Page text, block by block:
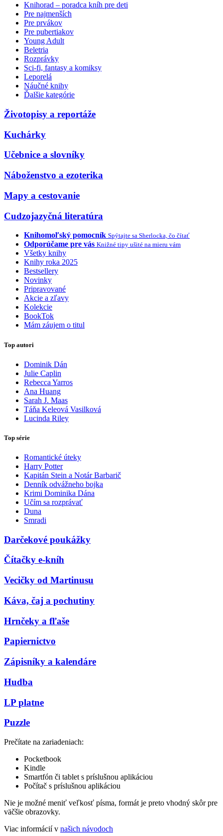
Knihorad – poradca kníh pre deti
Pre najmenších
Pre prvákov
Pre pubertiakov
Young Adult
Beletria
Rozprávky
Sci-fi, fantasy a komiksy
Leporelá
Náučné knihy
Ďalšie kategórie
Životopisy a reportáže
Kuchárky
Učebnice a slovníky
Náboženstvo a ezoterika
Mapy a cestovanie
Cudzojazyčná literatúra
Knihomoľský pomocník Spýtajte sa Sherlocka, čo čítať
Odporúčame pre vás Knižné tipy ušité na mieru vám
Všetky knihy
Knihy roka 2025
Bestsellery
Novinky
Pripravované
Akcie a zľavy
Kolekcie
BookTok
Mám záujem o titul
Top autori
Dominik Dán
Julie Caplin
Rebecca Yarros
Ana Huang
Sarah J. Maas
Táňa Keleová Vasilková
Lucinda Riley
Top série
Romantické úteky
Harry Potter
Kapitán Stein a Notár Barbarič
Denník odvážneho bojka
Krimi Dominika Dána
Učím sa rozprávať
Duna
Smradi
Darčekové poukážky
Čítačky e-kníh
Vecičky od Martinusu
Káva, čaj a pochutiny
Hrnčeky a fľaše
Papiernictvo
Zápisníky a kalendáre
Hudba
LP platne
Puzzle
Prečítate na zariadeniach:
Pocketbook
Kindle
Smartfón či tablet s príslušnou aplikáciou
Počítač s príslušnou aplikáciou
Nie je možné meniť veľkosť písma, formát je preto vhodný skôr pre
väčšie obrazovky.
Viac informácií v našich návodoch